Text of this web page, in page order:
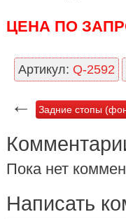
ЦЕНА ПО
Артикул: Q-2592
← Задние стопы
Пока нет
Написать